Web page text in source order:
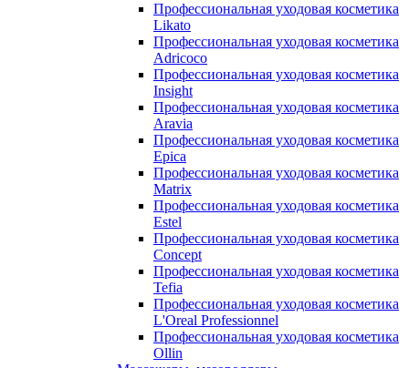
Профессиональная уходовая косметика
Likato
Профессиональная уходовая косметика
Adricoco
Профессиональная уходовая косметика
Insight
Профессиональная уходовая косметика
Aravia
Профессиональная уходовая косметика
Epica
Профессиональная уходовая косметика
Matrix
Профессиональная уходовая косметика
Estel
Профессиональная уходовая косметика
Concept
Профессиональная уходовая косметика
Tefia
Профессиональная уходовая косметика
L'Oreal Professionnel
Профессиональная уходовая косметика
Ollin